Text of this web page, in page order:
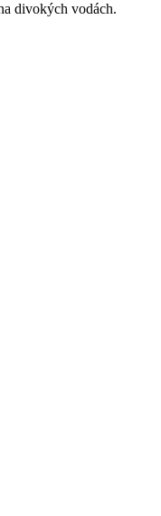
divokých vodách.